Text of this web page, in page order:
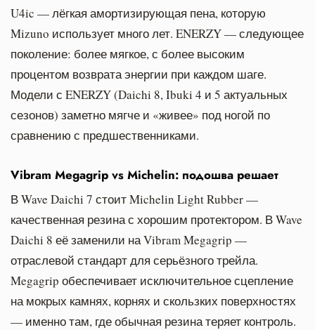
U4ic — лёгкая амортизирующая пена, которую
Mizuno использует много лет. ENERZY — следующее
поколение: более мягкое, с более высоким
процентом возврата энергии при каждом шаге.
Модели с ENERZY (Daichi 8, Ibuki 4 и 5 актуальных
сезонов) заметно мягче и «живее» под ногой по
сравнению с предшественниками.
Vibram Megagrip vs Michelin: подошва решает
В Wave Daichi 7 стоит Michelin Light Rubber —
качественная резина с хорошим протектором. В Wave
Daichi 8 её заменили на Vibram Megagrip —
отраслевой стандарт для серьёзного трейла.
Megagrip обеспечивает исключительное сцепление
на мокрых камнях, корнях и скользких поверхностях
— именно там, где обычная резина теряет контроль.